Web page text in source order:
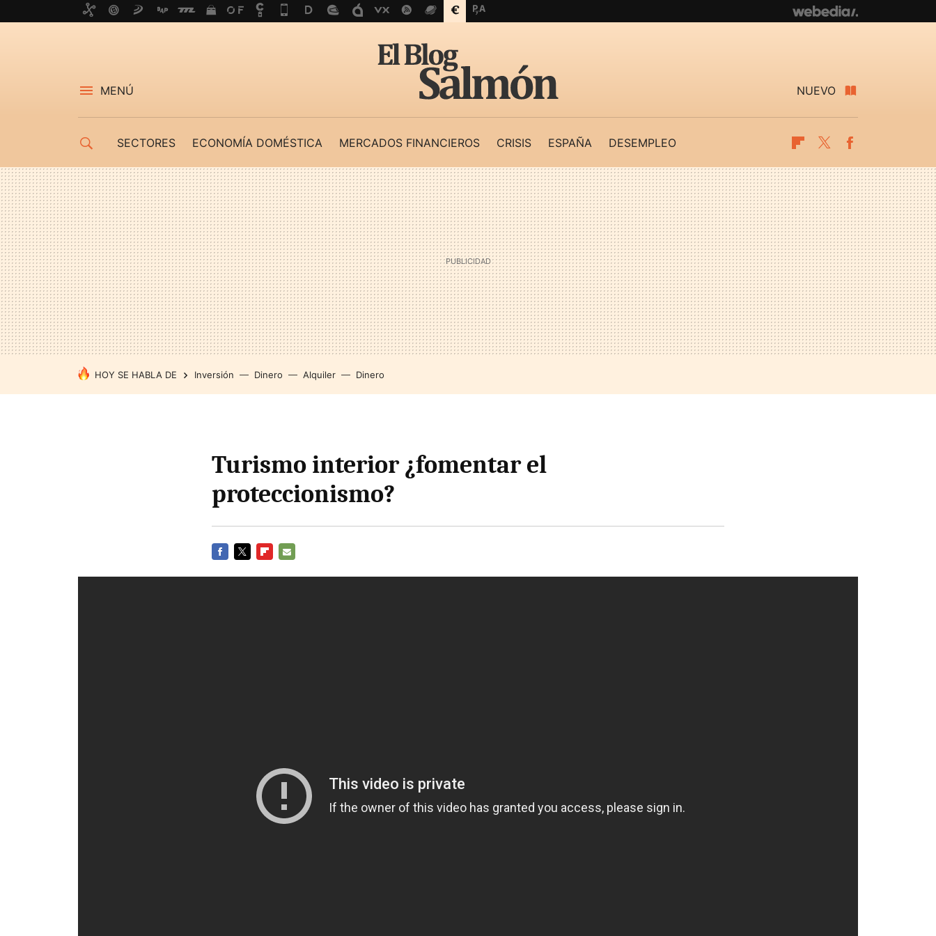
MENÚ NUEVO
SECTORES ECONOMÍA DOMÉSTICA MERCADOS FINANCIEROS CRISIS ESPAÑA DESEMPLEO Flipboard
Twitter
HOY SE HABLA DE Inversión Dinero Alquiler Dinero
Turismo interior ¿fomentar el
proteccionismo?